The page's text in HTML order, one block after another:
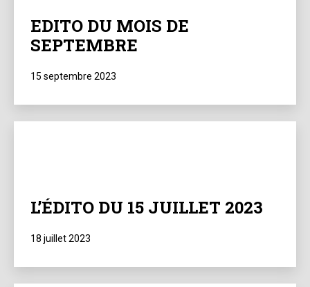
EDITO DU MOIS DE
SEPTEMBRE
Publié
15 septembre 2023
L’ÉDITO DU 15 JUILLET 2023
Publié
18 juillet 2023